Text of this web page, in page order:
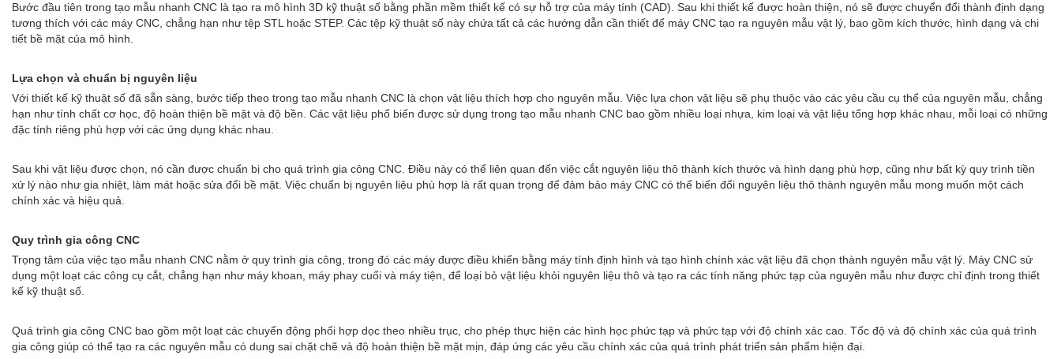
Bước đầu tiên trong tạo mẫu nhanh CNC là tạo ra mô hình 3D kỹ thuật số bằng phần mềm thiết kế có sự hỗ trợ của máy tính (CAD). Sau khi thiết kế được hoàn thiện, nó sẽ được chuyển đổi thành định dạng
tương thích với các máy CNC, chẳng hạn như tệp STL hoặc STEP. Các tệp kỹ thuật số này chứa tất cả các hướng dẫn cần thiết để máy CNC tạo ra nguyên mẫu vật lý, bao gồm kích thước, hình dạng và chi
tiết bề mặt của mô hình.
Lựa chọn và chuẩn bị nguyên liệu
Với thiết kế kỹ thuật số đã sẵn sàng, bước tiếp theo trong tạo mẫu nhanh CNC là chọn vật liệu thích hợp cho nguyên mẫu. Việc lựa chọn vật liệu sẽ phụ thuộc vào các yêu cầu cụ thể của nguyên mẫu, chẳng
hạn như tính chất cơ học, độ hoàn thiện bề mặt và độ bền. Các vật liệu phổ biến được sử dụng trong tạo mẫu nhanh CNC bao gồm nhiều loại nhựa, kim loại và vật liệu tổng hợp khác nhau, mỗi loại có những
đặc tính riêng phù hợp với các ứng dụng khác nhau.
Sau khi vật liệu được chọn, nó cần được chuẩn bị cho quá trình gia công CNC. Điều này có thể liên quan đến việc cắt nguyên liệu thô thành kích thước và hình dạng phù hợp, cũng như bất kỳ quy trình tiền
xử lý nào như gia nhiệt, làm mát hoặc sửa đổi bề mặt. Việc chuẩn bị nguyên liệu phù hợp là rất quan trọng để đảm bảo máy CNC có thể biến đổi nguyên liệu thô thành nguyên mẫu mong muốn một cách
chính xác và hiệu quả.
Quy trình gia công CNC
Trọng tâm của việc tạo mẫu nhanh CNC nằm ở quy trình gia công, trong đó các máy được điều khiển bằng máy tính định hình và tạo hình chính xác vật liệu đã chọn thành nguyên mẫu vật lý. Máy CNC sử
dụng một loạt các công cụ cắt, chẳng hạn như máy khoan, máy phay cuối và máy tiện, để loại bỏ vật liệu khỏi nguyên liệu thô và tạo ra các tính năng phức tạp của nguyên mẫu như được chỉ định trong thiết
kế kỹ thuật số.
Quá trình gia công CNC bao gồm một loạt các chuyển động phối hợp dọc theo nhiều trục, cho phép thực hiện các hình học phức tạp và phức tạp với độ chính xác cao. Tốc độ và độ chính xác của quá trình
gia công giúp có thể tạo ra các nguyên mẫu có dung sai chặt chẽ và độ hoàn thiện bề mặt mịn, đáp ứng các yêu cầu chính xác của quá trình phát triển sản phẩm hiện đại.